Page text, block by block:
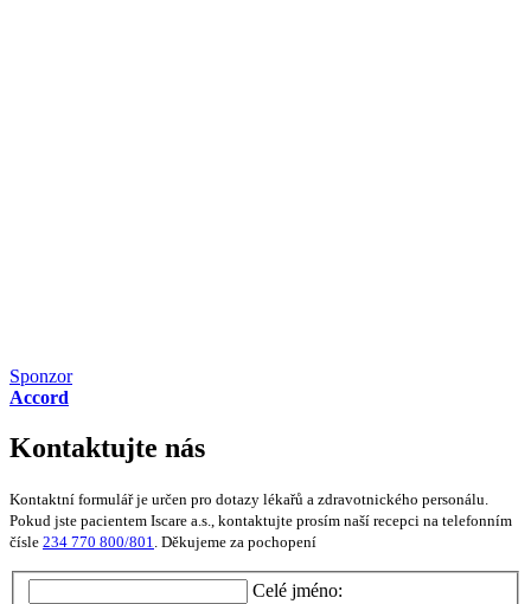
Sponzor
Accord
Kontaktujte nás
Kontaktní formulář je určen pro dotazy lékařů a zdravotnického personálu.
Pokud jste pacientem Iscare a.s., kontaktujte prosím naší recepci na telefonním
čísle 234 770 800/801 . Děkujeme za pochopení
Celé jméno: